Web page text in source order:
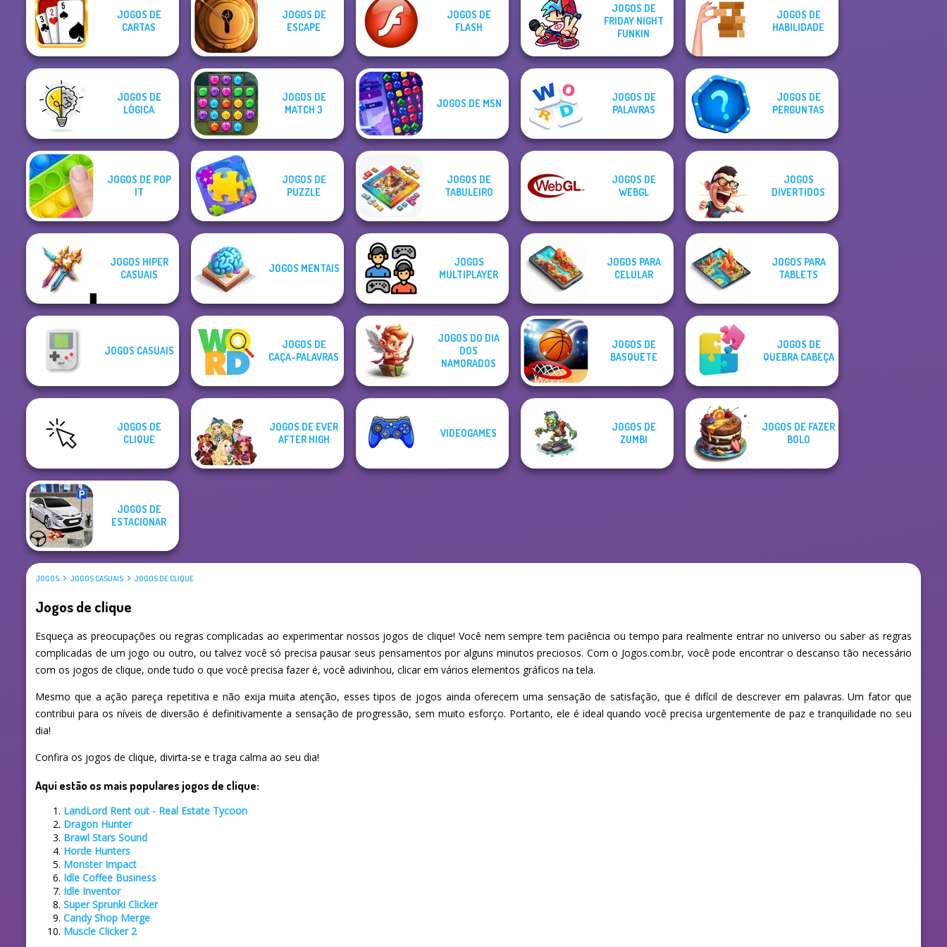
JOGOS DE
CARTAS
JOGOS DE
ESCAPE
JOGOS DE
FLASH
JOGOS DE
FRIDAY NIGHT
FUNKIN
JOGOS DE
HABILIDADE
JOGOS DE
LÓGICA
JOGOS DE
MATCH 3
JOGOS DE MSN
JOGOS DE
PALAVRAS
JOGOS DE
PERGUNTAS
JOGOS DE POP
IT
JOGOS DE
PUZZLE
JOGOS DE
TABULEIRO
JOGOS DE
WEBGL
JOGOS
DIVERTIDOS
JOGOS HIPER
CASUAIS
JOGOS MENTAIS
JOGOS
MULTIPLAYER
JOGOS PARA
CELULAR
JOGOS PARA
TABLETS
JOGOS CASUAIS
JOGOS DE
CAÇA-PALAVRAS
JOGOS DO DIA
DOS
NAMORADOS
JOGOS DE
BASQUETE
JOGOS DE
QUEBRA CABEÇA
JOGOS DE
CLIQUE
JOGOS DE EVER
AFTER HIGH
VIDEOGAMES
JOGOS DE
ZUMBI
JOGOS DE FAZER
BOLO
JOGOS DE
ESTACIONAR
JOGOS JOGOS CASUAIS JOGOS DE CLIQUE
Jogos de clique
Esqueça as preocupações ou regras complicadas ao experimentar nossos jogos de clique! Você nem sempre tem paciência ou tempo para realmente entrar no universo ou saber as regras
complicadas de um jogo ou outro, ou talvez você só precisa pausar seus pensamentos por alguns minutos preciosos. Com o Jogos.com.br, você pode encontrar o descanso tão necessário
com os jogos de clique, onde tudo o que você precisa fazer é, você adivinhou, clicar em vários elementos gráficos na tela.
Mesmo que a ação pareça repetitiva e não exija muita atenção, esses tipos de jogos ainda oferecem uma sensação de satisfação, que é difícil de descrever em palavras. Um fator que
contribui para os níveis de diversão é definitivamente a sensação de progressão, sem muito esforço. Portanto, ele é ideal quando você precisa urgentemente de paz e tranquilidade no seu
dia!
Confira os jogos de clique, divirta-se e traga calma ao seu dia!
Aqui estão os mais populares jogos de clique:
LandLord Rent out - Real Estate Tycoon
Dragon Hunter
Brawl Stars Sound
Horde Hunters
Monster Impact
Idle Coffee Business
Idle Inventor
Super Sprunki Clicker
Candy Shop Merge
Muscle Clicker 2